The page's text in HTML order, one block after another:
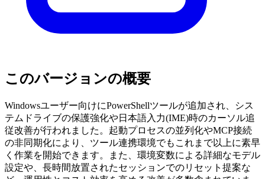
このバージョンの概要
Windowsユーザー向けにPowerShellツールが追加され、シス
テムドライブの保護強化や日本語入力(IME)時のカーソル追
従改善が行われました。起動プロセスの並列化やMCP接続
の非同期化により、ツール連携環境でもこれまで以上に素早
く作業を開始できます。また、環境変数による詳細なモデル
設定や、長時間放置されたセッションでのリセット提案な